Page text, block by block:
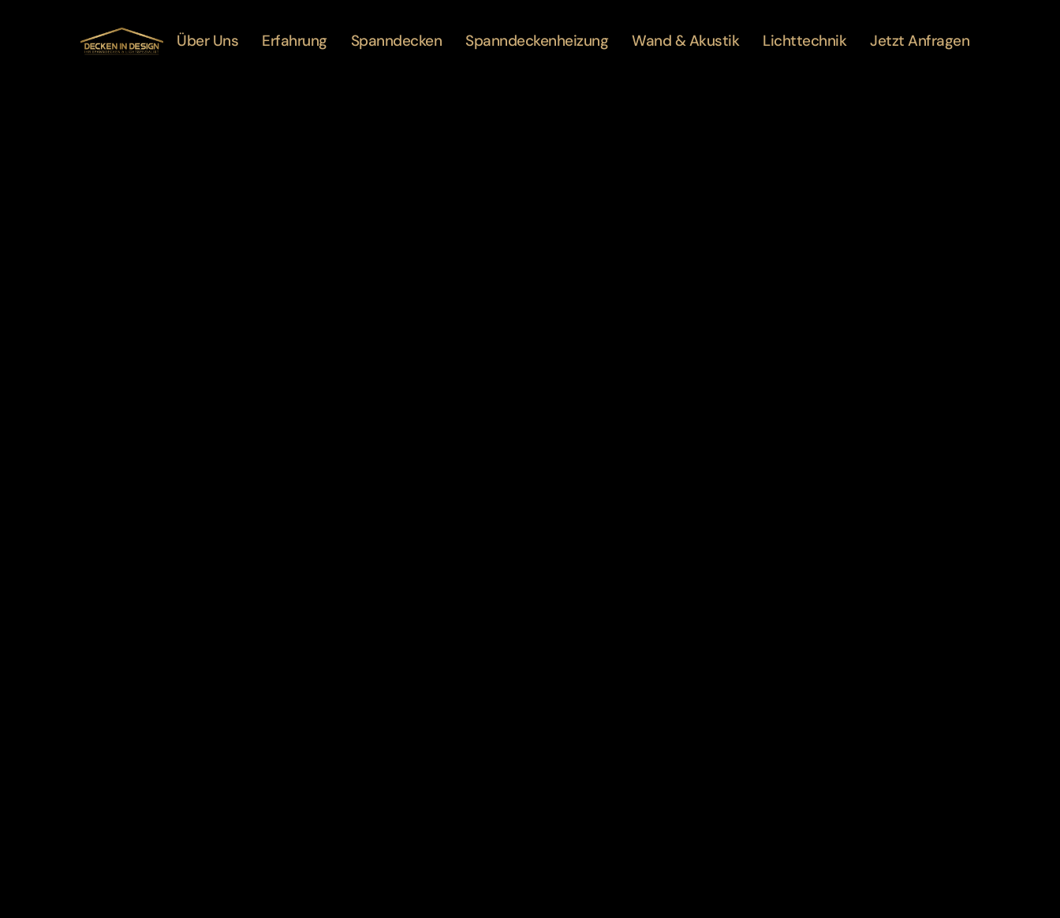
Über Uns Erfahrung Spanndecken Spanndeckenheizung Wand & Akustik Lichttechnik Jetzt Anfragen